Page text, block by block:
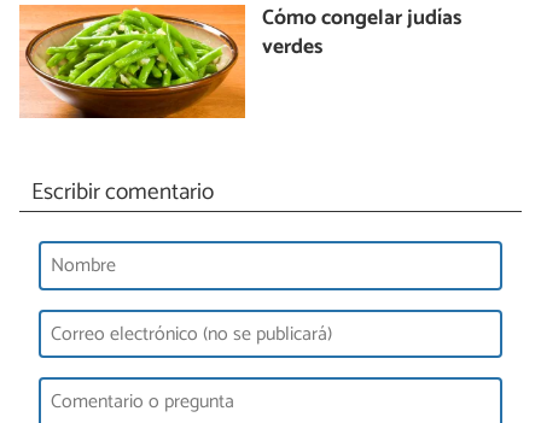
Cómo congelar judías
verdes
Escribir comentario